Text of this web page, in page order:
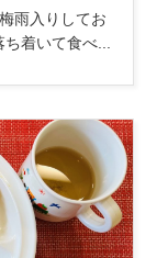
雨入りしてお
着いて食べ...